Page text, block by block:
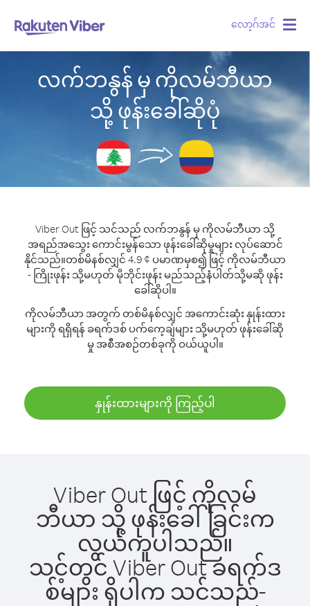
လော့ဂ်အင်
လက်ဘနွန် မှ ကိုလမ်ဘီယာ
သို့ ဖုန်းခေါ်ဆိုပုံ
Viber Out ဖြင့် သင်သည် လက်ဘနွန် မှ ကိုလမ်ဘီယာ သို့
အရည်အသွေး ကောင်းမွန်သော ဖုန်းခေါ်ဆိုမှုများ လုပ်ဆောင်
နိုင်သည်။တစ်မိနစ်လျှင် 4.9 ¢ ပမာဏမှစ၍ ဖြင့် ကိုလမ်ဘီယာ
- ကြိုးဖုန်း သို့မဟုတ် မိုဘိုင်းဖုန်း မည်သည့်နံပါတ်သို့မဆို ဖုန်း
ခေါ်ဆိုပါ။
ကိုလမ်ဘီယာ အတွက် တစ်မိနစ်လျှင် အကောင်းဆုံး နှုန်းထား
များကို ရရှိရန် ခရက်ဒစ် ပက်ကေ့ချ်များ သို့မဟုတ် ဖုန်းခေါ်ဆို
မှု အစီအစဉ်တစ်ခုကို ဝယ်ယူပါ။
နှုန်းထားများကို ကြည့်ပါ
Viber Out ဖြင့် ကိုလမ်
ဘီယာ သို့ ဖုန်းခေါ်ခြင်းက
လွယ်ကူပါသည်။
သင့်တွင် Viber Out ခရက်ဒ
စ်များ ရှိပါက သင်သည်-